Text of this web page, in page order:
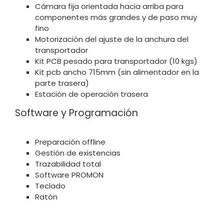
Cámara fija orientada hacia arriba para
componentes más grandes y de paso muy
fino
Motorización del ajuste de la anchura del
transportador
Kit PCB pesado para transportador (10 kgs)
Kit pcb ancho 715mm (sin alimentador en la
parte trasera)
Estación de operación trasera
Software y Programación
Preparación offline
Gestión de existencias
Trazabilidad total
Software PROMON
Teclado
Ratón